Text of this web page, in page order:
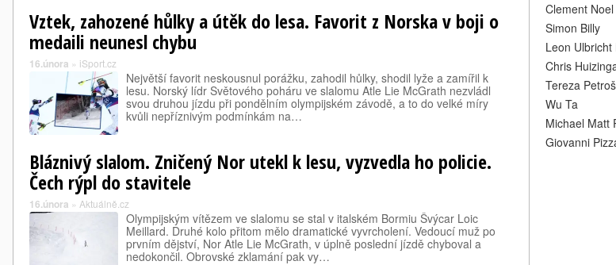
Vztek, zahozené hůlky a útěk do lesa. Favorit z Norska v boji o
medaili neunesl chybu
16.února » iSport.cz
Největší favorit neskousnul porážku, zahodil hůlky, shodil lyže a zamířil k
lesu. Norský lídr Světového poháru ve slalomu Atle Lie McGrath nezvládl
svou druhou jízdu při pondělním olympijském závodě, a to do velké míry
kvůli nepříznivým podmínkám na…
Bláznivý slalom. Zničený Nor utekl k lesu, vyzvedla ho policie.
Čech rýpl do stavitele
16.února » Aktuálně.cz
Olympijským vítězem ve slalomu se stal v italském Bormiu Švýcar Loic
Meillard. Druhé kolo přitom mělo dramatické vyvrcholení. Vedoucí muž po
prvním dějství, Nor Atle Lie McGrath, v úplně poslední jízdě chyboval a
nedokončil. Obrovské zklamání pak vy…
Clement
Simon Billy
Leon Ulbricht
Chris
Tereza
Wu Ta
Michael Matt
Giovanni